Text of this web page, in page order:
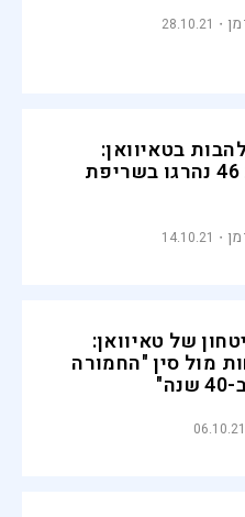
28.10.21
בטאיוואן:
לפחות 46 נהרגו בשריפת
14.10.21
של טאיוואן:
מול סין "החמורה
06.10.21